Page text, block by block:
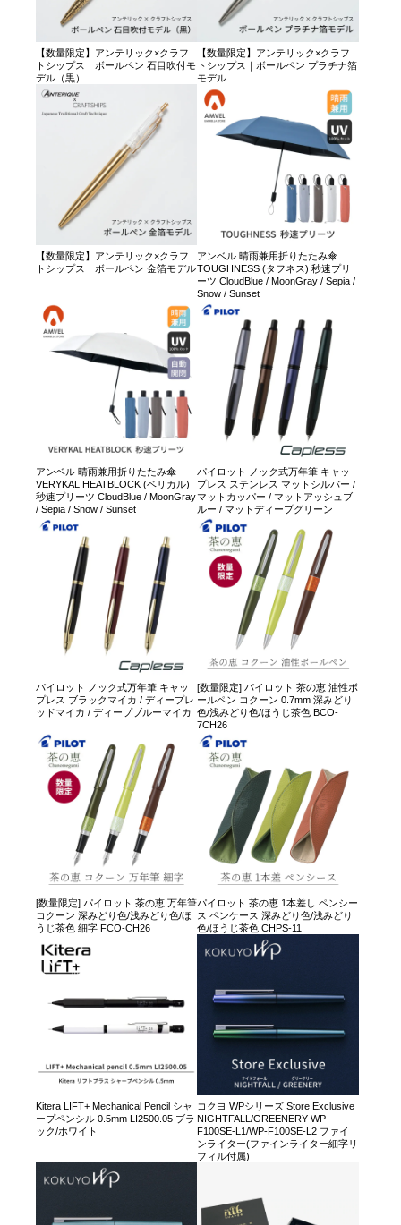
【数量限定】アンテリック×クラフ
トシップス｜ボールペン 石目吹付モ
デル（黒）
【数量限定】アンテリック×クラフ
トシップス｜ボールペン プラチナ箔
モデル
【数量限定】アンテリック×クラフ
トシップス｜ボールペン 金箔モデル
アンベル 晴雨兼用折りたたみ傘
TOUGHNESS (タフネス) 秒速プリ
ーツ CloudBlue / MoonGray / Sepia /
Snow / Sunset
アンベル 晴雨兼用折りたたみ傘
VERYKAL HEATBLOCK (ベリカル)
秒速プリーツ CloudBlue / MoonGray
/ Sepia / Snow / Sunset
パイロット ノック式万年筆 キャッ
プレス ステンレス マットシルバー /
マットカッパー / マットアッシュブ
ルー / マットディープグリーン
パイロット ノック式万年筆 キャッ
プレス ブラックマイカ / ディープレ
ッドマイカ / ディープブルーマイカ
[数量限定] パイロット 茶の恵 油性ボ
ールペン コクーン 0.7mm 深みどり
色/浅みどり色/ほうじ茶色 BCO-
7CH26
[数量限定] パイロット 茶の恵 万年筆
コクーン 深みどり色/浅みどり色/ほ
うじ茶色 細字 FCO-CH26
パイロット 茶の恵 1本差し ペンシー
ス ペンケース 深みどり色/浅みどり
色/ほうじ茶色 CHPS-11
Kitera LIFT+ Mechanical Pencil シャ
ープペンシル 0.5mm LI2500.05 ブラ
ック/ホワイト
コクヨ WPシリーズ Store Exclusive
NIGHTFALL/GREENERY WP-
F100SE-L1/WP-F100SE-L2 ファイ
ンライター(ファインライター細字リ
フィル付属)